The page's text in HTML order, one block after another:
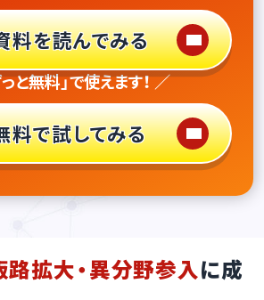
料を読んでみる
と無料」で使えます！ ／
料で試してみる
路拡大・異分野参入に成